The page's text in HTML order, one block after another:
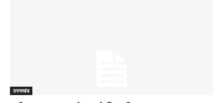
उत्तराखंड